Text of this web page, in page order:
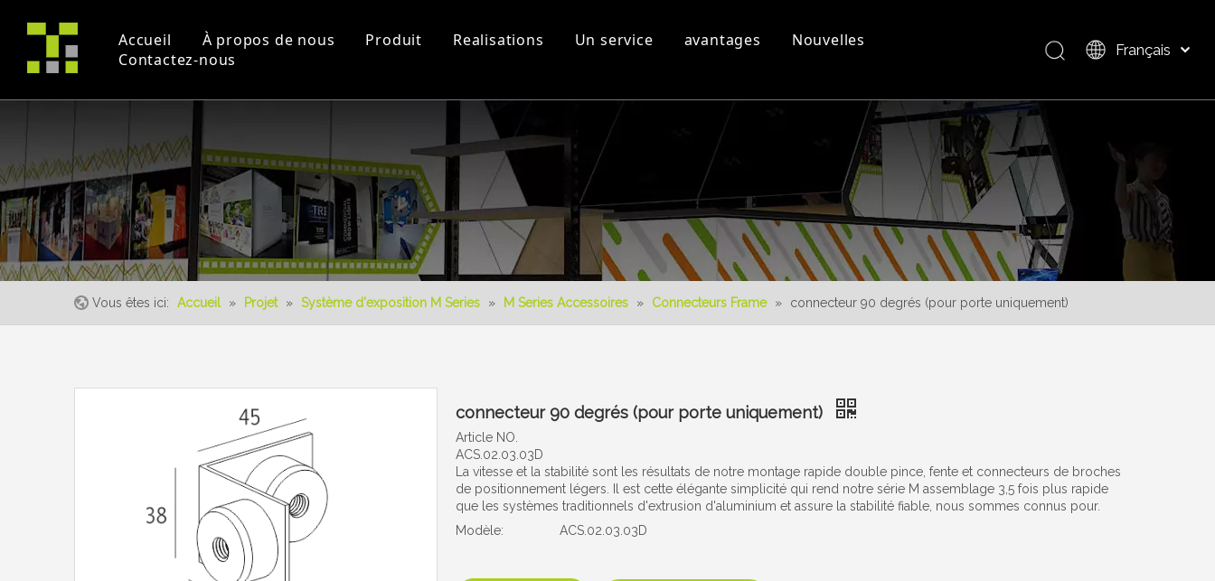
Accueil À propos de nous
Equipement d'atelier et questions - réponses
Produit
Vidéos 3D Présentation du produit
Realisations Un service avantages Nouvelles
Nouveau produit
Contactez-nous Français
العربية
日本語
Pусский
Nederlands
Português
Español
English
Vous êtes ici: Accueil » Projet » Système d'exposition M Series » M Series Accessoires » Connecteurs Frame » connecteur 90 degrés (pour porte uniquement)
connecteur 90 degrés (pour porte uniquement)
Article NO.
ACS.02.03.03D
La vitesse et la stabilité sont les résultats de notre montage rapide double pince, fente et connecteurs de broches
de positionnement légers. Il est cette élégante simplicité qui rend notre série M assemblage 3,5 fois plus rapide
que les systèmes traditionnels d'extrusion d'aluminium et assure la stabilité fiable, nous sommes connus pour.
Modèle:
ACS.02.03.03D